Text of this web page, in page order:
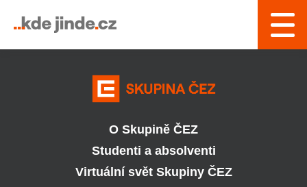
O Skupině ČEZ
Studenti a absolventi
Virtuální svět Skupiny ČEZ